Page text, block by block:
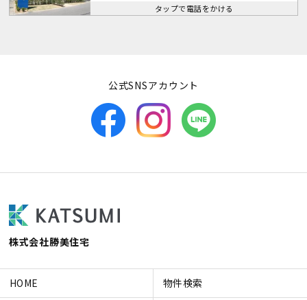
タップで電話をかける
公式SNSアカウント
株式会社勝美住宅
HOME 物件検索